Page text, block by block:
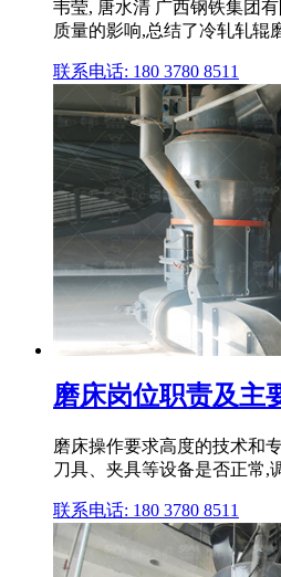
韦莹, 唐水清 广西钢铁集团
质量的影响,总结了冷轧轧辊
联系电话: 180 3780 8511
磨床岗位职责及主
磨床操作要求高度的技术和
刀具、夹具等设备是否正常,
联系电话: 180 3780 8511